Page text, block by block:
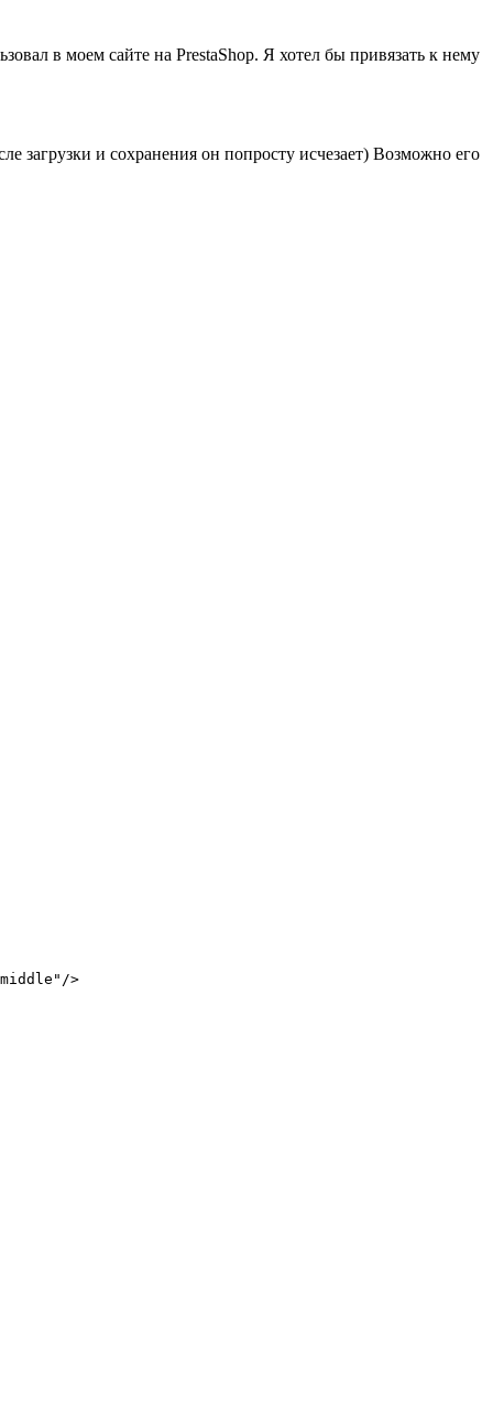
в моем сайте на PrestaShop. Я хотел бы привязать к нему
загрузки и сохранения он попросту исчезает) Возможно его
>